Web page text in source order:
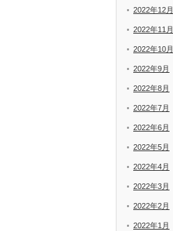
2022年12月
2022年11月
2022年10月
2022年9月
2022年8月
2022年7月
2022年6月
2022年5月
2022年4月
2022年3月
2022年2月
2022年1月